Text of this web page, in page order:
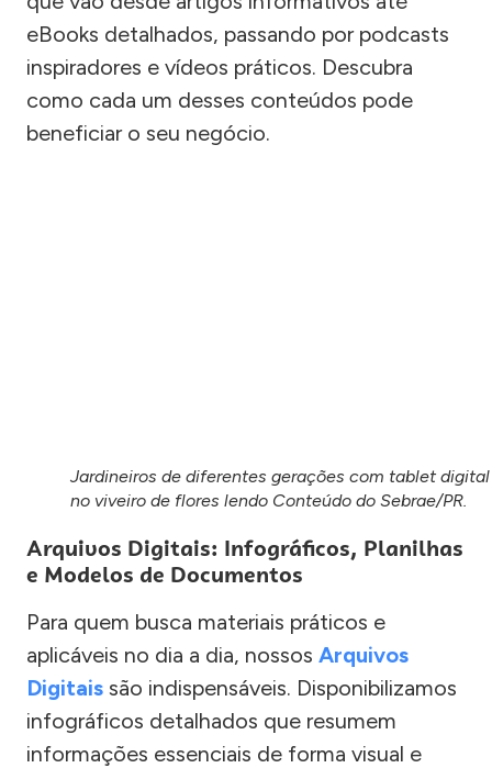
eBooks detalhados, passando por podcasts
inspiradores e vídeos práticos. Descubra
como cada um desses conteúdos pode
beneficiar o seu negócio.
Jardineiros de diferentes gerações com tablet digital
no viveiro de flores lendo Conteúdo do Sebrae/PR.
Arquivos Digitais: Infográficos, Planilhas
e Modelos de Documentos
Para quem busca materiais práticos e
aplicáveis no dia a dia, nossos Arquivos
Digitais são indispensáveis. Disponibilizamos
infográficos detalhados que resumem
informações essenciais de forma visual e